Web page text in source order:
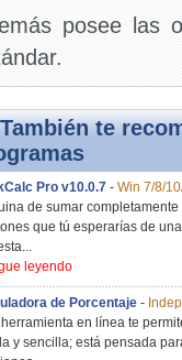
posee las
te
Pro v10.0.7 - Win 7/8/
de sumar
que tú esperarías de
leyendo
de Porcentaje -
herramienta en línea te
y sencilla; está pensada